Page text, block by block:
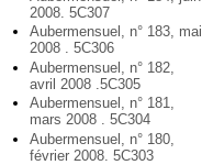
2008. 5C307
Aubermensuel, n° 183, mai
2008 . 5C306
Aubermensuel, n° 182,
avril 2008 .5C305
Aubermensuel, n° 181,
mars 2008 . 5C304
Aubermensuel, n° 180,
février 2008. 5C303